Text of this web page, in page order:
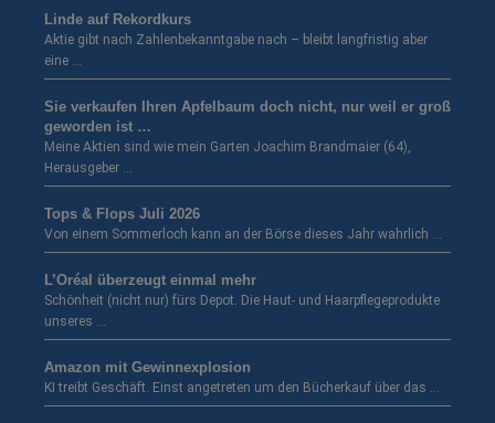
Linde auf Rekordkurs
Aktie gibt nach Zahlenbekanntgabe nach – bleibt langfristig aber
eine …
Sie verkaufen Ihren Apfelbaum doch nicht, nur weil er groß
geworden ist …
Meine Aktien sind wie mein Garten Joachim Brandmaier (64),
Herausgeber …
Tops & Flops Juli 2026
Von einem Sommerloch kann an der Börse dieses Jahr wahrlich …
L’Oréal überzeugt einmal mehr
Schönheit (nicht nur) fürs Depot. Die Haut- und Haarpflegeprodukte
unseres …
Amazon mit Gewinnexplosion
KI treibt Geschäft. Einst angetreten um den Bücherkauf über das …